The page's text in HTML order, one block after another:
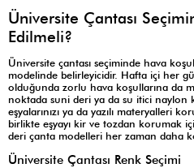
Üniversite Çantası
Edilmeli?
Üniversite çantası seçiminde hava
modelinde belirleyicidir. Hafta içi her
olduğunda zorlu hava koşullarına da
noktada suni deri ya da su itici naylon
eşyalarınızı ya da yazılı materyalleri
birlikte eşyayı kir ve tozdan korumak
deri çanta modelleri her zaman daha
Üniversite Çantası Renk Seçimi